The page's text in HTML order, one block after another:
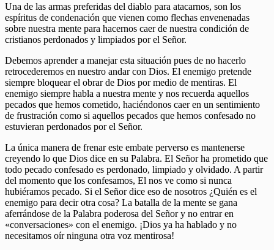
Una de las armas preferidas del diablo para atacarnos, son los
espíritus de condenación que vienen como flechas envenenadas
sobre nuestra mente para hacernos caer de nuestra condición de
cristianos perdonados y limpiados por el Señor.
Debemos aprender a manejar esta situación pues de no hacerlo
retrocederemos en nuestro andar con Dios. El enemigo pretende
siempre bloquear el obrar de Dios por medio de mentiras. El
enemigo siempre habla a nuestra mente y nos recuerda aquellos
pecados que hemos cometido, haciéndonos caer en un sentimiento
de frustración como si aquellos pecados que hemos confesado no
estuvieran perdonados por el Señor.
La única manera de frenar este embate perverso es mantenerse
creyendo lo que Dios dice en su Palabra. El Señor ha prometido que
todo pecado confesado es perdonado, limpiado y olvidado. A partir
del momento que los confesamos, El nos ve como si nunca
hubiéramos pecado. Si el Señor dice eso de nosotros ¿Quién es el
enemigo para decir otra cosa? La batalla de la mente se gana
aferrándose de la Palabra poderosa del Señor y no entrar en
«conversaciones» con el enemigo. ¡Dios ya ha hablado y no
necesitamos oír ninguna otra voz mentirosa!